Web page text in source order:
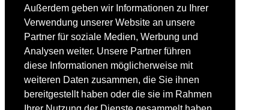
Außerdem geben wir Informationen zu Ihrer
Verwendung unserer Website an unsere
Partner für soziale Medien, Werbung und
Analysen weiter. Unsere Partner führen
diese Informationen möglicherweise mit
weiteren Daten zusammen, die Sie ihnen
bereitgestellt haben oder die sie im Rahmen
SKI
SKITEST
Ski-FAQ
Tipps Ski-Kauf
Ski-Typen
Skishops
EQUIPMENT
Skibekleidung